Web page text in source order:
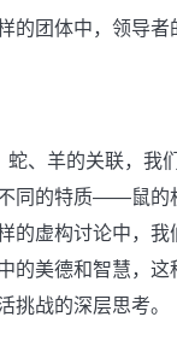
的团体中，领导
蛇、羊的关联，我
同的特质——鼠的
虚构讨论中，我
的美德和智慧，这
挑战的深层思考。